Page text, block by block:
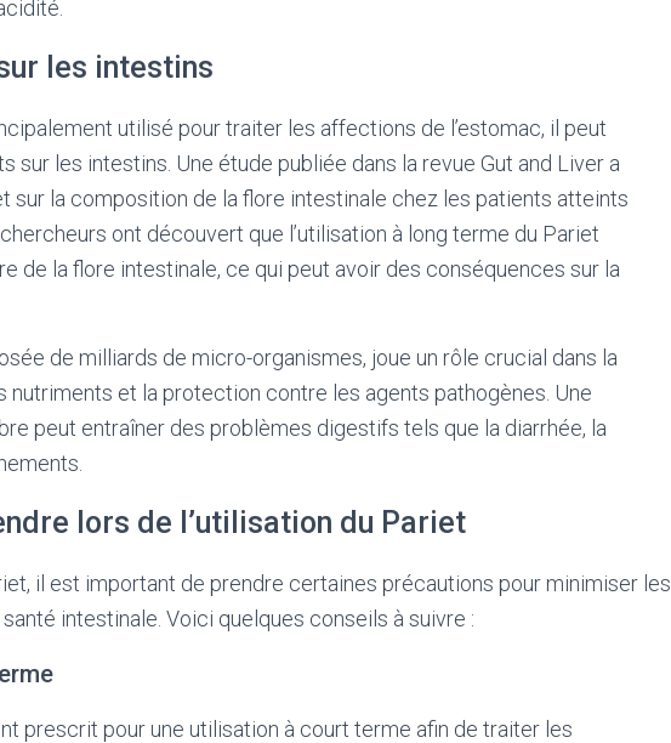
les intestins
utilisé pour traiter les affections de l’estomac, il peut
sur les intestins. Une étude publiée dans la revue Gut and Liver a
sur la composition de la flore intestinale chez les patients atteints
ont découvert que l’utilisation à long terme du Pariet
de la flore intestinale, ce qui peut avoir des conséquences sur la
de milliards de micro-organismes, joue un rôle crucial dans la
nutriments et la protection contre les agents pathogènes. Une
peut entraîner des problèmes digestifs tels que la diarrhée, la
lors de l’utilisation du Pariet
il est important de prendre certaines précautions pour minimiser les
intestinale. Voici quelques conseils à suivre :
prescrit pour une utilisation à court terme afin de traiter les